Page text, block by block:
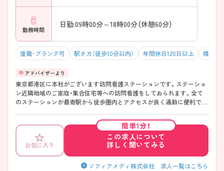
勤務時間
日勤:09時00分～18時00分（休憩60分）
復職・ブランク可 駅チカ（徒歩10分以内） 年間休日120日以上 積極採
東京都港区に本社がございます訪問看護ステーションです。ステーショ
ン近隣地域のご家庭・集合住宅等への訪問看護をしておられます。全て
のステーションが最寄駅から徒歩圏内とアクセスが良く通勤に便利で
用しており、ステーションによって異なりますのでご相談ください。年
間休日も多く、様々な制度や取り組みを取り入れ、より働きやすい環境を
常に目指していらっしゃいます。ご興味のある方には、面接対策ポイン
トなど、さらに詳細をご案内しますのでお気軽にご相談ください！
――――――――――――――― ■ワークライフバランスの整った勤
務体制 ――――――――――――――― ・子育て中のスタッフも多く、
お気に入り
簡単1分！
この求人について
詳しく聞いてみる
ソフィアメディ株式会社 求人一覧はこちら